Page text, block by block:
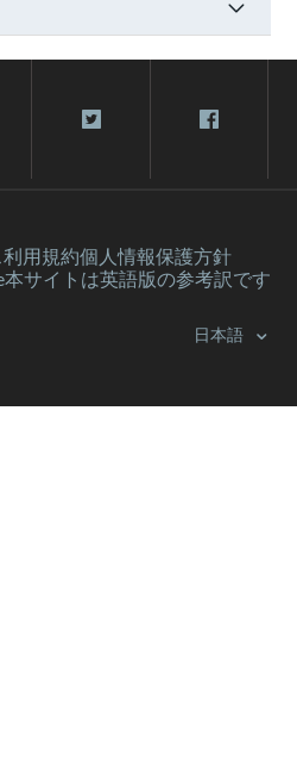
⽤規約個人情報保護方針
本サイトは英語版の参考訳です
日本語